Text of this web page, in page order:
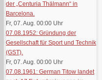
der „Centuria Thälmann“ in
Barcelona.
Fr, 07. Aug. 00:00 Uhr
07.08.1952: Gründung der
Gesellschaft für Sport und Technik
(GST).
Fr, 07. Aug. 00:00 Uhr
07.08.1961: German Titow landet